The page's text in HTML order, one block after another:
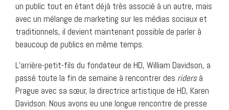
un public tout en étant déjà très associé à un autre, mais
avec un mélange de marketing sur les médias sociaux et
traditionnels, il devient maintenant possible de parler à
beaucoup de publics en même temps.
L’arrière-petit-fils du fondateur de HD, William Davidson, a
passé toute la fin de semaine à rencontrer des ridersà
Prague avec sa sœur, la directrice artistique de HD, Karen
Davidson. Nous avons eu une longue rencontre de presse